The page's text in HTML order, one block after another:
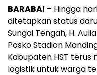
BARABAI – Hingga
ditetapkan status
Sungai Tengah, H.
Posko Stadion
Kabupaten HST terus
logistik untuk warga